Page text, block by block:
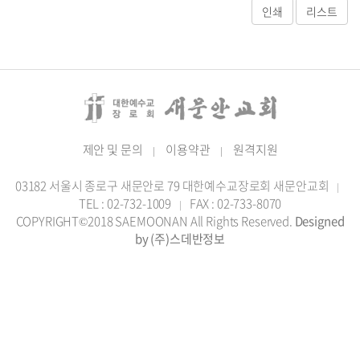
제안 및 문의 | 이용약관 | 원격지원
03182 서울시 종로구 새문안로 79 대한예수교장로회 새문안교회 |
TEL : 02-732-1009 |
FAX : 02-733-8070
COPYRIGHT©2018 SAEMOONAN All Rights Reserved. Designed
by (주)스데반정보